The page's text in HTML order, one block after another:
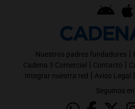
Nuestros padres fundadores |
Cadena 3 Comercial | Contacto |
Integrar nuestra red | Aviso Legal |
Seguinos en